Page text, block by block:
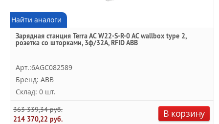
Найти аналоги
Зарядная станция Terra AC W22-S-R-0 AC wallbox type 2,
розетка со шторками, 3ф/32A, RFID ABB
Арт.:6AGC082589
Бренд: ABB
Склад: 0 шт.
363 339,34 руб.
214 370,22 руб.
В корзину